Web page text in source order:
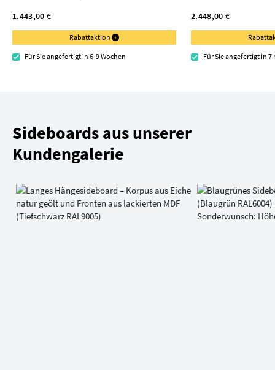
1.443,00 €
Rabattaktion
Für Sie angefertigt in 6-9 Wochen
2.448,00 €
Für Sie angefertigt in
Sideboards aus unserer
Kundengalerie